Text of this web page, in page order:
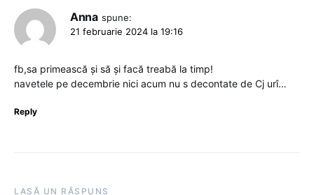
Anna spune:
21 februarie 2024 la 19:16
fb,sa primească și să și facă treabă la timp!
navetele pe decembrie nici acum nu s decontate de Cj urî…
Reply
LASĂ UN RĂSPUNS